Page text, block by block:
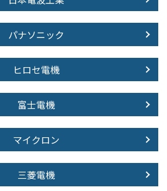
パナソニック
ヒロセ電機
富士電機
マイクロン
三菱電機